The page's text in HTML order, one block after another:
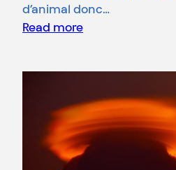
d’animal donc…
Read more